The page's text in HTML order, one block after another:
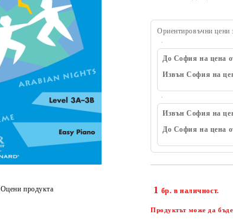
Ориентировъчни цени
До София на цена
Извън София на
Извън София на
До София на цена
1 бр. в наличност.
Продуктът може да
Оцени продукта